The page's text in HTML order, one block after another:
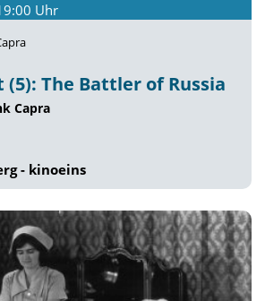
Uhr
(5): The Battler of Russia
Capra
- kinoeins